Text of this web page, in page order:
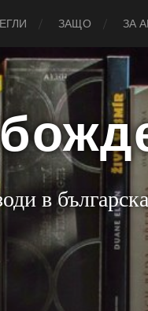
ЗАЩО ЗА
в